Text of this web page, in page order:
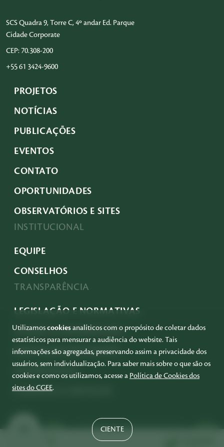
SCS Quadra 9, Torre C, 4º andar Ed. Parque
Cidade Corporate
CEP: 70.308-200
+55 61 3424-9600
PROJETOS
NOTÍCIAS
PUBLICAÇÕES
EVENTOS
CONTATO
OPORTUNIDADES
OBSERVATÓRIOS E SITES
INSTITUCIONAL
EQUIPE
CONSELHOS
TRANSPARÊNCIA
LEGISLAÇÃO E NORMATIVAS
ACESSO À INFORMAÇÃO
PRESTAÇÃO DE CONTAS
GOVERNANÇA
COMPRAS E SERVIÇOS
Utilizamoscookiesanalíticos com o propósito de coletar dados
estatísticos para mensurar a audiência do website. Tais
informações são agregadas, preservando assim a privacidade dos
usuários, sem individualização. Para saber mais sobre o que são os
cookies e como os utilizamos, acesse a Política de Cookies dos
sites do CGEE.
CIENTE